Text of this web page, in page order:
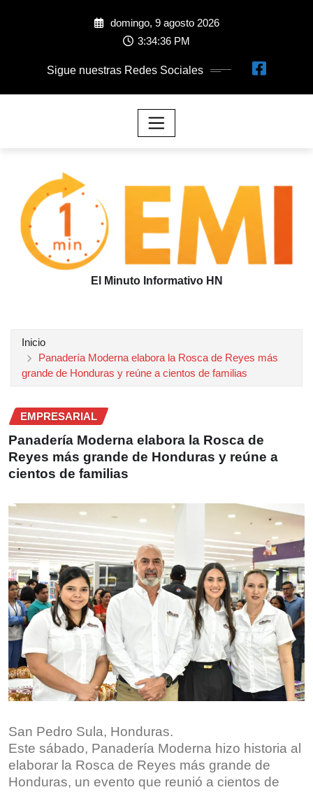
domingo, 9 agosto 2026
3:34:37 PM
Sigue nuestras Redes Sociales
El Minuto Informativo HN
Inicio
Panadería Moderna elabora la Rosca de Reyes más
grande de Honduras y reúne a cientos de familias
EMPRESARIAL
Panadería Moderna elabora la Rosca de
Reyes más grande de Honduras y reúne a
cientos de familias
San Pedro Sula, Honduras.
Este sábado, Panadería Moderna hizo historia al
elaborar la Rosca de Reyes más grande de
Honduras, un evento que reunió a cientos de